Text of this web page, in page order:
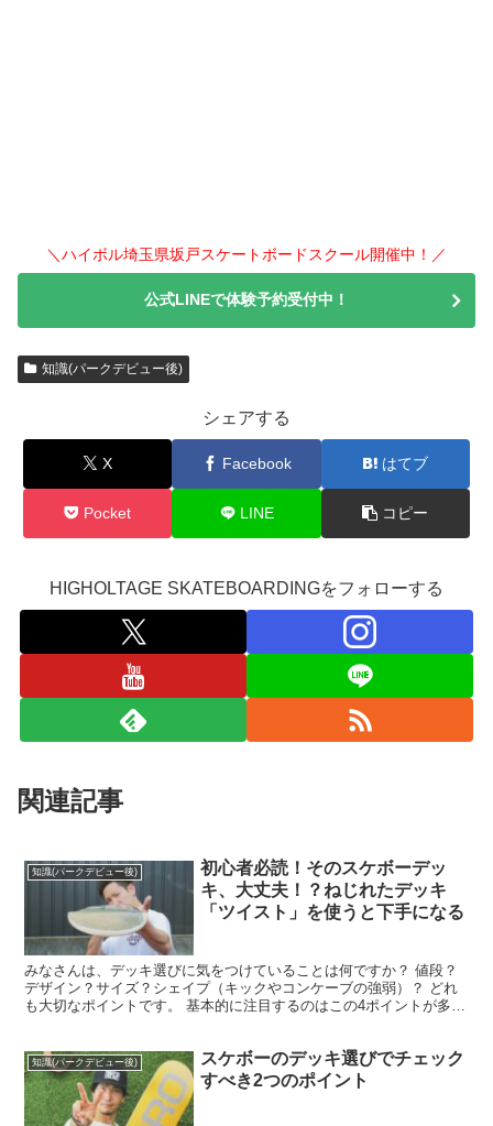
＼ハイボル埼玉県坂戸スケートボードスクール開催中！／
公式LINEで体験予約受付中！
知識(パークデビュー後)
シェアする
X Facebook はてブ
Pocket LINE コピー
HIGHOLTAGE SKATEBOARDINGをフォローする
関連記事
知識(パークデビュー後)
初心者必読！そのスケボーデッ
キ、大丈夫！？ねじれたデッキ
「ツイスト」を使うと下手になる
みなさんは、デッキ選びに気をつけていることは何ですか？ 値段？
デザイン？サイズ？シェイプ（キックやコンケーブの強弱）？ どれ
も大切なポイントです。 基本的に注目するのはこの4ポイントが多い
知識(パークデビュー後)
スケボーのデッキ選びでチェック
すべき2つのポイント